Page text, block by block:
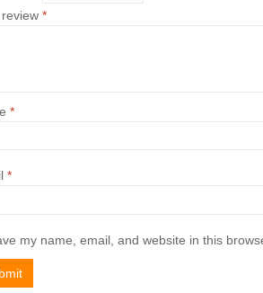
*
*
*
my name, email, and website in this